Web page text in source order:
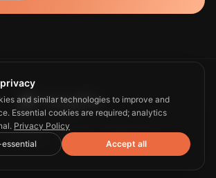
Privacy Terms Contact us
and similar technologies to improve and
Essential cookies are required; analytics
Privacy Policy
Accept all